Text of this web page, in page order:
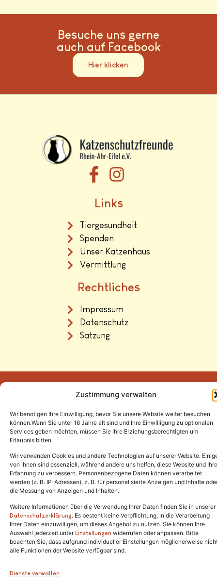
Zustimmung verwalten
Wir benötigen Ihre Einwilligung, bevor Sie unsere Website weiter besuchen
können.Wenn Sie unter 16 Jahre alt sind und Ihre Einwilligung zu optionalen
Services geben möchten, müssen Sie Ihre Erziehungsberechtigten um
Erlaubnis bitten.
Wir verwenden Cookies und andere Technologien auf unserer Website.
von ihnen sind essenziell, während andere uns helfen, diese Website und Ihre
Erfahrung zu verbessern. Personenbezogene Daten können verarbeitet
werden (z. B. IP-Adressen), z. B. für personalisierte Anzeigen und Inhalte
die Messung von Anzeigen und Inhalten.
Weitere Informationen über die Verwendung Ihrer Daten finden Sie in unserer
Datenschutzerklärung. Es besteht keine Verpflichtung, in die Verarbeitung
Ihrer Daten einzuwilligen, um dieses Angebot zu nutzen. Sie können Ihre
Auswahl jederzeit unterEinstellungen widerrufen oder anpassen. Bitte
beachten Sie, dass aufgrund individueller Einstellungen möglicherweise
alle Funktionen der Website verfügbar sind.
Dienste verwalten
Besuche uns gerne
auch auf Facebook
Hier klicken
Links
Tiergesundheit
Spenden
Unser Katzenhaus
Vermittlung
Rechtliches
Impressum
Datenschutz
Satzung
Copyright © 2024. Alle Rechte vorbehalten.
Tel.:(02646) 915928
info@katzenschutzfreunde.de
Im Brandenfeld 22
53426 Schalkenbach